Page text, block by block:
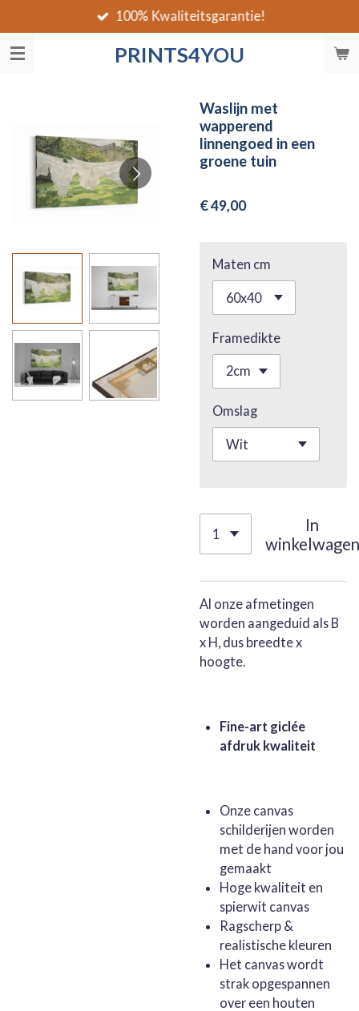
direct
naar
PRINTS4YOU
100% Kwaliteitsgarantie!
Waslijn met
wapperend
linnengoed in een
groene tuin
€ 49,00
Maten cm
Framedikte
Omslag
In
winkelwagen
Al onze afmetingen
worden aangeduid als B
x H, dus breedte x
hoogte.
Fine-art giclée
afdruk kwaliteit
Onze canvas
schilderijen worden
met de hand voor jou
gemaakt
Hoge kwaliteit en
spierwit canvas
Ragscherp &
realistische kleuren
Het canvas wordt
strak opgespannen
over een houten